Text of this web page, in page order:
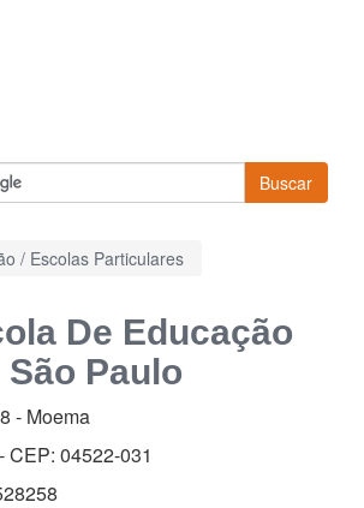
Buscar
/ Escolas Particulares
De Educação
Paulo
- Moema
CEP: 04522-031